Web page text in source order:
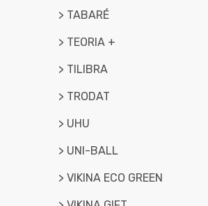
> TABARÉ
> TEORIA +
> TILIBRA
> TRODAT
> UHU
> UNI-BALL
> VIKINA ECO GREEN